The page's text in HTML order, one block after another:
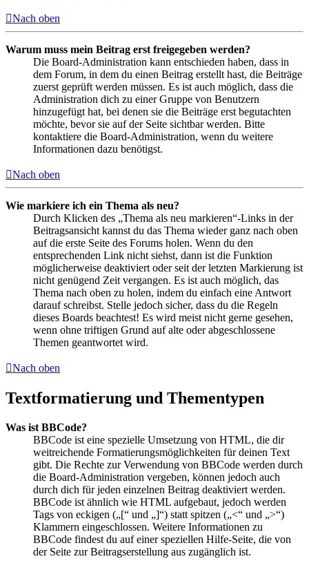
Nach oben
Warum muss mein Beitrag erst freigegeben werden?
Die Board-Administration kann entschieden haben, dass in
dem Forum, in dem du einen Beitrag erstellt hast, die Beiträge
zuerst geprüft werden müssen. Es ist auch möglich, dass die
Administration dich zu einer Gruppe von Benutzern
hinzugefügt hat, bei denen sie die Beiträge erst begutachten
möchte, bevor sie auf der Seite sichtbar werden. Bitte
kontaktiere die Board-Administration, wenn du weitere
Informationen dazu benötigst.
Nach oben
Wie markiere ich ein Thema als neu?
Durch Klicken des „Thema als neu markieren“-Links in der
Beitragsansicht kannst du das Thema wieder ganz nach oben
auf die erste Seite des Forums holen. Wenn du den
entsprechenden Link nicht siehst, dann ist die Funktion
möglicherweise deaktiviert oder seit der letzten Markierung ist
nicht genügend Zeit vergangen. Es ist auch möglich, das
Thema nach oben zu holen, indem du einfach eine Antwort
darauf schreibst. Stelle jedoch sicher, dass du die Regeln
dieses Boards beachtest! Es wird meist nicht gerne gesehen,
wenn ohne triftigen Grund auf alte oder abgeschlossene
Themen geantwortet wird.
Nach oben
Textformatierung und Thementypen
Was ist BBCode?
BBCode ist eine spezielle Umsetzung von HTML, die dir
weitreichende Formatierungsmöglichkeiten für deinen Text
gibt. Die Rechte zur Verwendung von BBCode werden durch
die Board-Administration vergeben, können jedoch auch
durch dich für jeden einzelnen Beitrag deaktiviert werden.
BBCode ist ähnlich wie HTML aufgebaut, jedoch werden
Tags von eckigen („[“ und „]“) statt spitzen („<“ und „>“)
Klammern eingeschlossen. Weitere Informationen zu
BBCode findest du auf einer speziellen Hilfe-Seite, die von
der Seite zur Beitragserstellung aus zugänglich ist.